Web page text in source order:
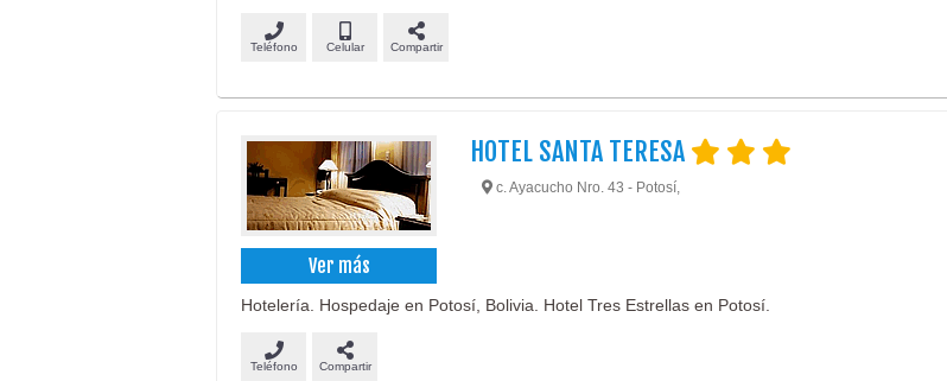
Teléfono Celular Compartir
Ver más
HOTEL SANTA TERESA
c. Ayacucho Nro. 43 - Potosí,
Hotelería. Hospedaje en Potosí, Bolivia. Hotel Tres Estrellas en Potosí.
Teléfono Compartir